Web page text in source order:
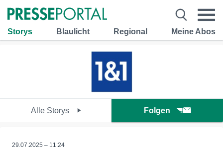
Storys Blaulicht Regional Meine Abos
Alle Storys Folgen
29.07.2025 – 11:24